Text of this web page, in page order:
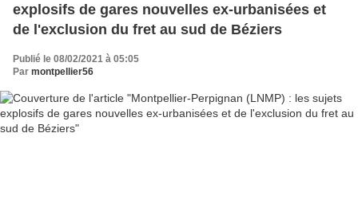
explosifs de gares nouvelles ex-urbanisées et
de l'exclusion du fret au sud de Béziers
Publié le 08/02/2021 à 05:05
Par montpellier56